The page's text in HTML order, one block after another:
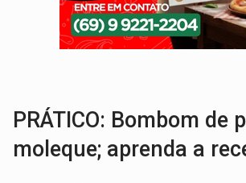
NO CARRO:Homem é preso com
TRÁGICO:Pai do 'Xandy
PRÁTICO: Bombom de
moleque; aprenda a